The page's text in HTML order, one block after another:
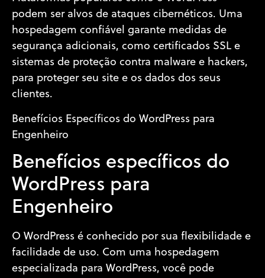
podem ser alvos de ataques cibernéticos. Uma
hospedagem confiável garante medidas de
segurança adicionais, como certificados SSL e
sistemas de proteção contra malware e hackers,
para proteger seu site e os dados dos seus
clientes.
Benefícios Específicos do WordPress para
Engenheiro
Benefícios específicos do
WordPress para
Engenheiro
O WordPress é conhecido por sua flexibilidade e
facilidade de uso. Com uma hospedagem
especializada para WordPress, você pode